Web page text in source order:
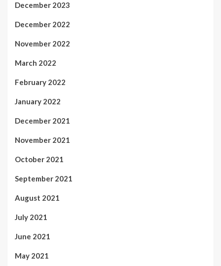
December 2023
December 2022
November 2022
March 2022
February 2022
January 2022
December 2021
November 2021
October 2021
September 2021
August 2021
July 2021
June 2021
May 2021